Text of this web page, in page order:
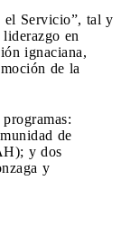
el Servicio”, tal y
en
ignaciana,
de la
de
y dos
y